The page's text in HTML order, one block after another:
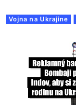
Vojna na Ukrajine